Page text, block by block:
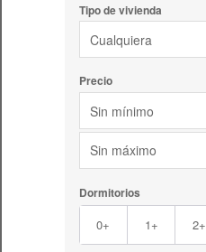
Tipo de vivienda
Cualquiera
Precio
Sin mínimo
Sin máximo
Dormitorios
0+ 1+ 2+